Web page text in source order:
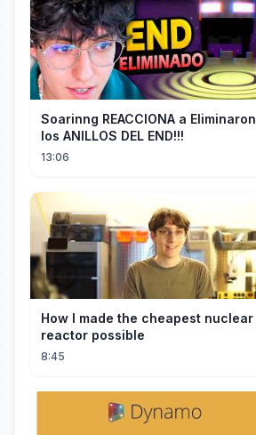
Soarinng REACCIONA a Eliminaron
los ANILLOS DEL END!!!
13:06
How I made the cheapest nuclear
reactor possible
8:45